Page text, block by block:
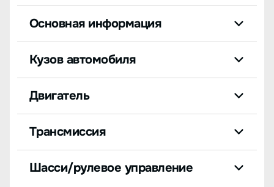
Основная информация
Кузов автомобиля
Двигатель
Трансмиссия
Шасси/рулевое управление